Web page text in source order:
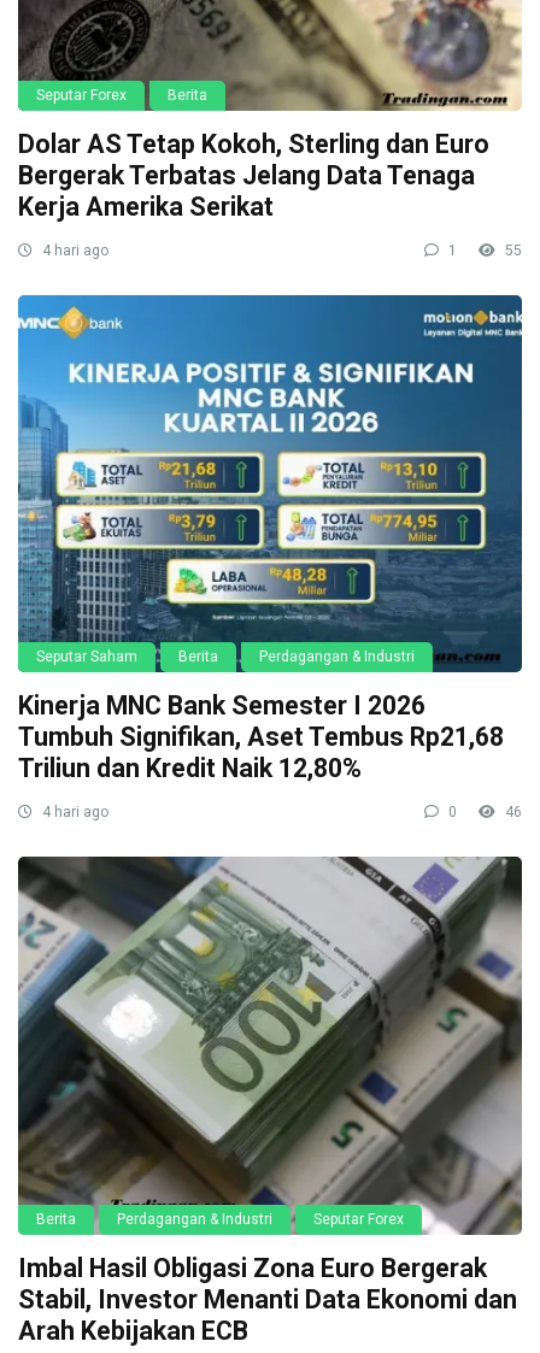
Seputar Forex Berita
Dolar AS Tetap Kokoh, Sterling dan Euro
Bergerak Terbatas Jelang Data Tenaga
Kerja Amerika Serikat
4 hari ago 1 55
Seputar Saham Berita Perdagangan & Industri
Kinerja MNC Bank Semester I 2026
Tumbuh Signifikan, Aset Tembus Rp21,68
Triliun dan Kredit Naik 12,80%
4 hari ago 0 46
Berita Perdagangan & Industri Seputar Forex
Imbal Hasil Obligasi Zona Euro Bergerak
Stabil, Investor Menanti Data Ekonomi dan
Arah Kebijakan ECB